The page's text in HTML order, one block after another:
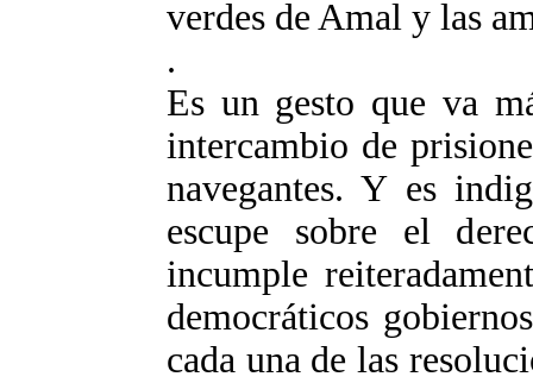
verdes de Amal y las
.
Es un gesto que va
intercambio de
navegantes. Y es
escupe sobre el
incumple
democráticos
cada una de las